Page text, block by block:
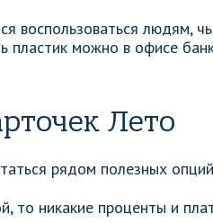
воспользоваться людям,
пластик можно в офисе
Лето
рядом полезных
то никакие проценты и